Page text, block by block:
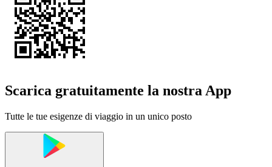
Scarica gratuitamente la nostra App
Tutte le tue esigenze di viaggio in un unico posto